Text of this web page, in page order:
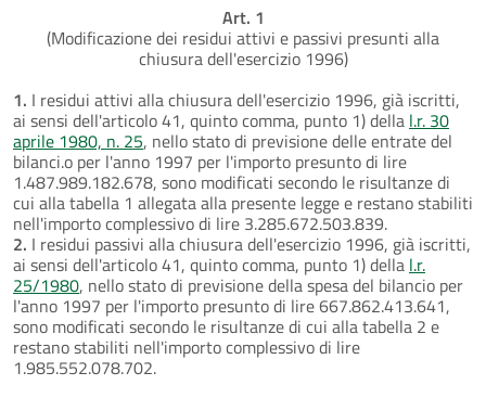
Art. 1
(Modificazione dei residui attivi e passivi presunti alla
chiusura dell'esercizio 1996)
1. I residui attivi alla chiusura dell'esercizio 1996, già iscritti,
ai sensi dell'articolo 41, quinto comma, punto 1) della l.r. 30
aprile 1980, n. 25, nello stato di previsione delle entrate del
bilanci.o per l'anno 1997 per l'importo presunto di lire
1.487.989.182.678, sono modificati secondo le risultanze di
cui alla tabella 1 allegata alla presente legge e restano stabiliti
nell'importo complessivo di lire 3.285.672.503.839.
2. I residui passivi alla chiusura dell'esercizio 1996, già iscritti,
ai sensi dell'articolo 41, quinto comma, punto 1) della l.r.
25/1980, nello stato di previsione della spesa del bilancio per
l'anno 1997 per l'importo presunto di lire 667.862.413.641,
sono modificati secondo le risultanze di cui alla tabella 2 e
restano stabiliti nell'importo complessivo di lire
1.985.552.078.702.